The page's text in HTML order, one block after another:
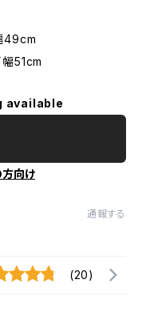
49cm
51cm
available
向け
通報する
(20)